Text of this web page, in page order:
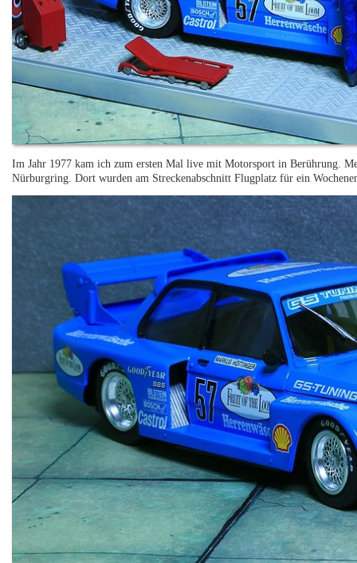
Im Jahr 1977 kam ich zum ersten Mal live mit Motorsport in Berührung.
Nürburgring. Dort wurden am Streckenabschnitt Flugplatz für ein